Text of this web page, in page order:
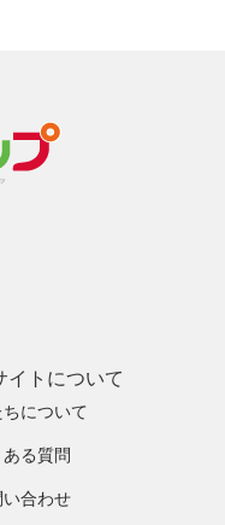
イトについて
について
ある質問
い合わせ